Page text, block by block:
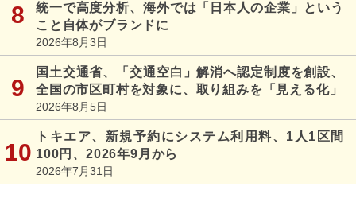
統一で高度分析、海外では「日本人の企業」という
こと自体がブランドに
2026年8月3日
国土交通省、「交通空白」解消へ認定制度を創設、
全国の市区町村を対象に、取り組みを「見える化」
2026年8月5日
トキエア、新規予約にシステム利用料、1人1区間
100円、2026年9月から
2026年7月31日